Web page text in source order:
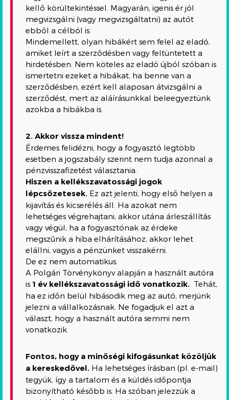
kellő körültekintéssel. Magyarán, igenis ér jól
megvizsgálni (vagy megvizsgáltatni) az autót
ebből a célból is.
Mindemellett, olyan hibákért sem felel az eladó,
amiket leírt a szerződésben vagy feltüntetett a
hirdetésben. Nem köteles az eladó újból szóban is
ismertetni ezeket a hibákat, ha benne van a
szerződésben, ezért kell alaposan átvizsgálni a
szerződést, mert az aláírásunkkal beleegyeztünk
azokba a hibákba is.
2. Akkor vissza mindent!
Érdemes felidézni, hogy a fogyasztó legtöbb
esetben a jogszabály szerint nem tudja azonnal a
pénzvisszafizetést választania.
Hiszen a kellékszavatossági jogok
lépcsőzetesek. Ez azt jelenti, hogy első helyen a
kijavítás és kicserélés áll. Ha azokat nem
lehetséges végrehajtani, akkor utána árleszállítás
vagy végül, ha a fogyasztónak az érdeke
megszűnik a hiba elhárításához, akkor lehet
elállni, vagyis a pénzünket visszakérni.
De ez nem automatikus.
A Polgári Törvénykönyv alapján a használt autóra
is 1 év kellékszavatossági idő vonatkozik. Tehát,
ha ez időn belül hibásodik meg az autó, merjünk
jelezni a vállalkozásnak. Ne fogadjuk el azt a
választ, hogy a használt autóra semmi nem
vonatkozik.
Fontos, hogy a minőségi kifogásunkat közöljük
a kereskedővel. Ha lehetséges írásban (pl. e-mail)
tegyük, így a tartalom és a küldés időpontja
bizonyítható később is. Ha szóban jelezzük a